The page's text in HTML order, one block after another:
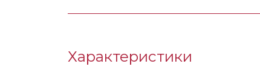
Характеристики